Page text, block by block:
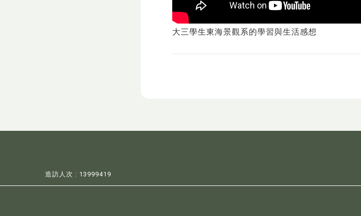
大三學生東海景觀系的學習與生活感想
造訪人次 : 13999419